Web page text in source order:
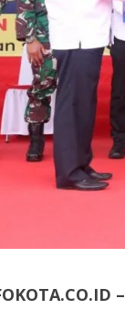
–